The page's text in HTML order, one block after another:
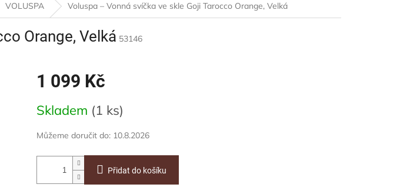
VOLUSPA Voluspa – Vonná svíčka ve skle Goji Tarocco Orange, Velká
Orange, Velká 53146
1 099 Kč
cena:
Skladem (1 ks)
Můžeme doručit do: 10.8.2026
Přidat do košíku